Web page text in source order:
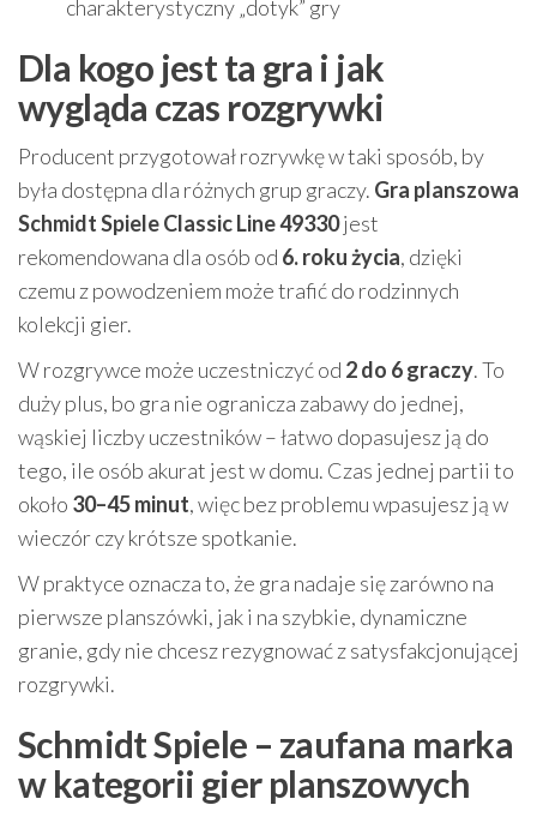
charakterystyczny „dotyk” gry
Dla kogo jest ta gra i jak
wygląda czas rozgrywki
Producent przygotował rozrywkę w taki sposób, by
była dostępna dla różnych grup graczy. Gra planszowa
Schmidt Spiele Classic Line 49330jest
rekomendowana dla osób od 6. roku życia, dzięki
czemu z powodzeniem może trafić do rodzinnych
kolekcji gier.
W rozgrywce może uczestniczyć od 2 do 6 graczy. To
duży plus, bo gra nie ogranicza zabawy do jednej,
wąskiej liczby uczestników – łatwo dopasujesz ją do
tego, ile osób akurat jest w domu. Czas jednej partii to
około 30–45 minut, więc bez problemu wpasujesz ją w
wieczór czy krótsze spotkanie.
W praktyce oznacza to, że gra nadaje się zarówno na
pierwsze planszówki, jak i na szybkie, dynamiczne
granie, gdy nie chcesz rezygnować z satysfakcjonującej
rozgrywki.
Schmidt Spiele – zaufana marka
w kategorii gier planszowych